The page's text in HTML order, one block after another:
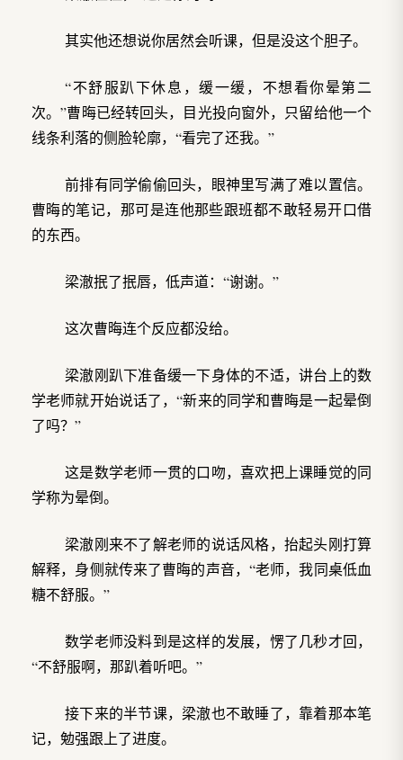
其实他还想说你居然会听课，但是没这个胆子。
“不舒服趴下休息，缓一缓，不想看你晕第二
次。”曹晦已经转回头，目光投向窗外，只留给他一个
线条利落的侧脸轮廓，“看完了还我。”
前排有同学偷偷回头，眼神里写满了难以置信。
曹晦的笔记，那可是连他那些跟班都不敢轻易开口借
的东西。
梁澈抿了抿唇，低声道：“谢谢。”
这次曹晦连个反应都没给。
梁澈刚趴下准备缓一下身体的不适，讲台上的数
学老师就开始说话了，“新来的同学和曹晦是一起晕倒
了吗？”
这是数学老师一贯的口吻，喜欢把上课睡觉的同
学称为晕倒。
梁澈刚来不了解老师的说话风格，抬起头刚打算
解释，身侧就传来了曹晦的声音，“老师，我同桌低血
糖不舒服。”
数学老师没料到是这样的发展，愣了几秒才回，
“不舒服啊，那趴着听吧。”
接下来的半节课，梁澈也不敢睡了，靠着那本笔
记，勉强跟上了进度。